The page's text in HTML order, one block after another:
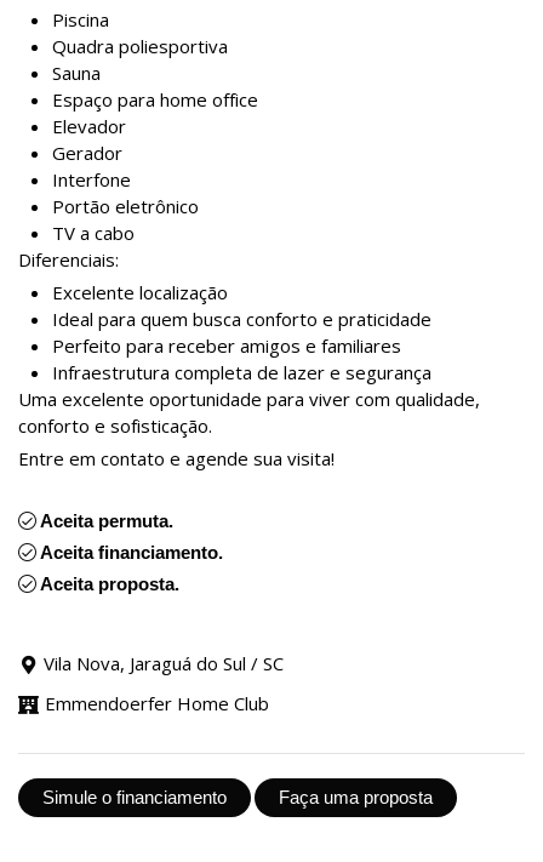
Piscina
Quadra poliesportiva
Sauna
Espaço para home office
Elevador
Gerador
Interfone
Portão eletrônico
TV a cabo
Diferenciais:
Excelente localização
Ideal para quem busca conforto e praticidade
Perfeito para receber amigos e familiares
Infraestrutura completa de lazer e segurança
Uma excelente oportunidade para viver com qualidade,
conforto e sofisticação.
Entre em contato e agende sua visita!
Aceita permuta.
Aceita financiamento.
Aceita proposta.
Vila Nova, Jaraguá do Sul / SC
Emmendoerfer Home Club
Simule o financiamento Faça uma proposta